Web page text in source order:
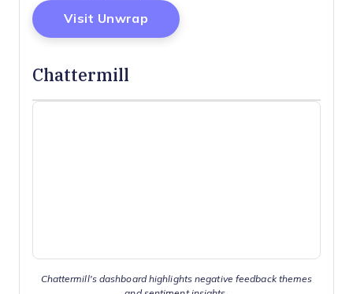
Visit UnwrapOpens New Window
Chattermill
Chattermill's dashboard highlights negative feedback themes